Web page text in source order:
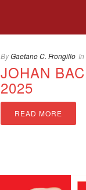
ByGaetano C. Frongillo In
JOHAN
2025
READ MORE